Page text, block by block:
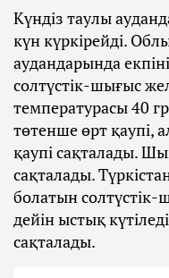
Күндіз таулы
күн күркірейді.
аудандарында
солтүстік-шығыс
температурасы 40
төтенше өрт қаупі,
қаупі сақталады.
сақталады.
болатын солтүстік-
дейін ыстық
сақталады.